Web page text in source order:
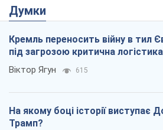
Думки
Кремль переносить війну в тил
під загрозою критична логістика
Віктор Ягун 615
На якому боці історії виступає
Трамп?